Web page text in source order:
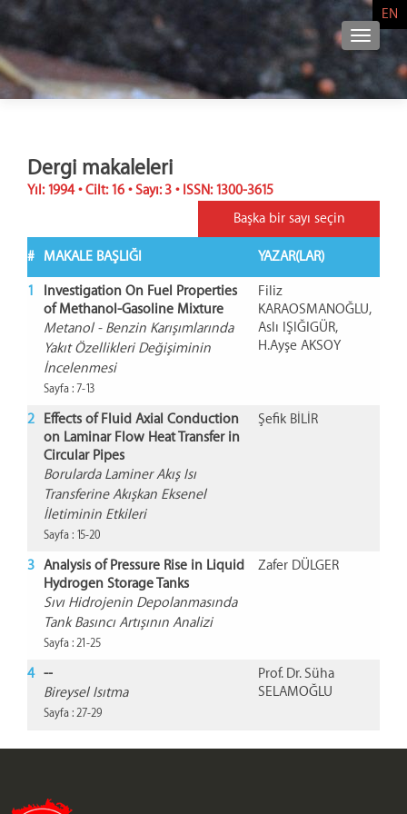
EN
Dergi makaleleri
Yıl: 1994 • Cilt: 16 • Sayı: 3 • ISSN: 1300-3615
Başka bir sayı seçin
# MAKALE BAŞLIĞI YAZAR(LAR)
1
Investigation On Fuel Properties
of Methanol-Gasoline Mixture
Metanol - Benzin Karışımlarında
Yakıt Özellikleri Değişiminin
İncelenmesi
Sayfa : 7-13
Filiz
KARAOSMANOĞLU,
Aslı IŞIĞIGÜR,
H.Ayşe AKSOY
2
Effects of Fluid Axial Conduction
on Laminar Flow Heat Transfer in
Circular Pipes
Borularda Laminer Akış Isı
Transferine Akışkan Eksenel
İletiminin Etkileri
Sayfa : 15-20
Şefik BİLİR
3 Analysis of Pressure Rise in Liquid
Hydrogen Storage Tanks
Sıvı Hidrojenin Depolanmasında
Tank Basıncı Artışının Analizi
Sayfa : 21-25
Zafer DÜLGER
4 --
Bireysel Isıtma
Sayfa : 27-29
Prof. Dr. Süha
SELAMOĞLU